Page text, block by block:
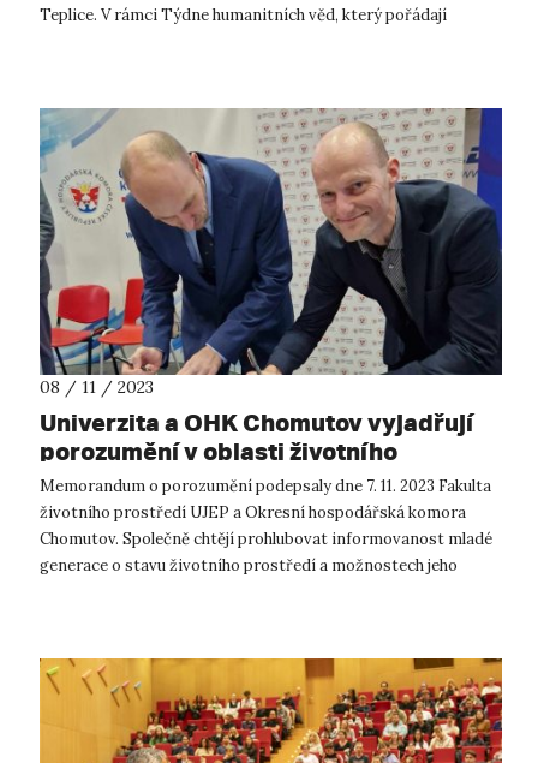
Teplice. V rámci Týdne humanitních věd, který pořádají
08 / 11 / 2023
Univerzita a OHK Chomutov vyjadřují
porozumění v oblasti životního
prostředí
Memorandum o porozumění podepsaly dne 7. 11. 2023 Fakulta
životního prostředí UJEP a Okresní hospodářská komora
Chomutov. Společně chtějí prohlubovat informovanost mladé
generace o stavu životního prostředí a možnostech jeho